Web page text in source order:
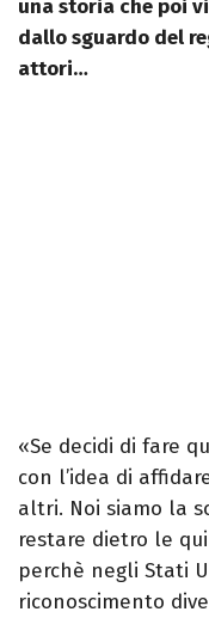
una storia che poi
dallo sguardo del
attori…
«Se decidi di fare
con l’idea di
altri. Noi siamo la
restare dietro le
perchè negli Stati
riconoscimento